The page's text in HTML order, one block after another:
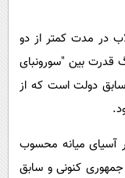
در مدت کمتر از دو
بین "سورونبای
دولت است که از
آسیای میانه محسوب
کنونی و سابق